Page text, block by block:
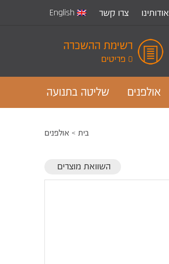
אודותינו צרו קשר English
רשימת ההשכרה
0 פריטים
אולפנים שליטה בתנועה
בית אולפנים
השוואת מוצרים